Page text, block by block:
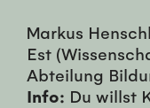
Markus
Est
Abteilung
Info: Du willst